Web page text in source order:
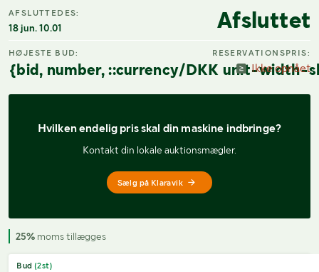
AFSLUTTEDES:
18 jun. 10.01 Afsluttet
HØJESTE BUD:
{bid, number, ::currency/DKK unit-width-
RESERVATIONSPRIS:
Ikke opnået
Hvilken endelig pris skal din maskine indbringe?
Kontakt din lokale auktionsmægler.
Sælg på Klaravik
25% moms tillægges
Bud (2st)